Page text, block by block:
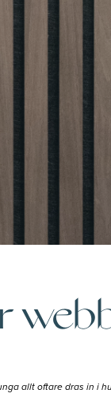
allt oftare dras in i